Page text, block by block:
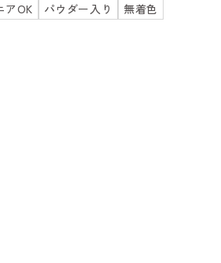
アOK パウダー入り 無着色